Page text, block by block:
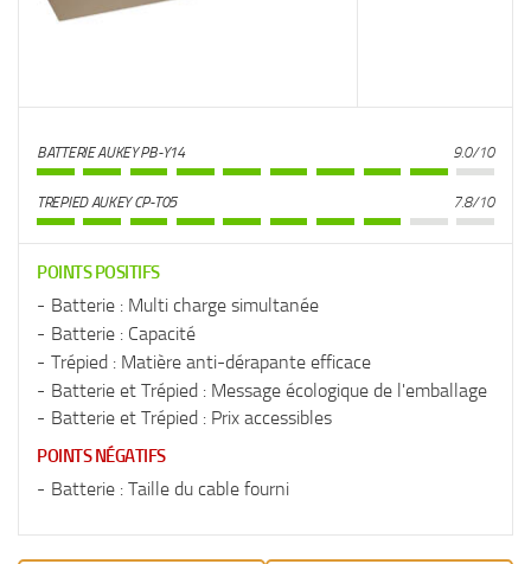
BATTERIE AUKEY PB-Y14 9.0/10
TREPIED AUKEY CP-T05 7.8/10
POINTS POSITIFS
Batterie : Multi charge simultanée
Batterie : Capacité
Trépied : Matière anti-dérapante efficace
Batterie et Trépied : Message écologique de l'emballage
Batterie et Trépied : Prix accessibles
POINTS NÉGATIFS
Batterie : Taille du cable fourni